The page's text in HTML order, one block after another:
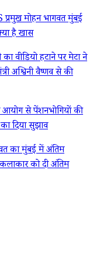
मोहन भागवत मुंबई
है खास
हटाने पर मेटा ने
अश्विनी वैष्णव से की
से पेंशनभोगियों की
दिया सुझाव
का मुंबई में अंतिम
को दी अंतिम